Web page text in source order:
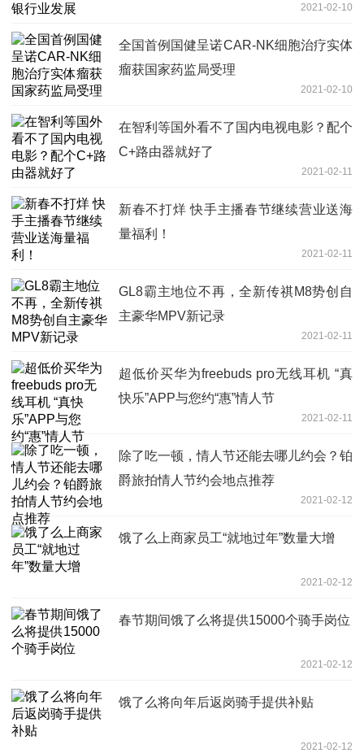
2021-02-10
全国首例国健呈诺CAR-NK细胞治疗实体
瘤获国家药监局受理
2021-02-10
在智利等国外看不了国内电视电影？配个
C+路由器就好了
2021-02-11
新春不打烊 快手主播春节继续营业送海
量福利！
2021-02-11
GL8霸主地位不再，全新传祺M8势创自
主豪华MPV新记录
2021-02-11
超低价买华为freebuds pro无线耳机 “真
快乐”APP与您约“惠”情人节
2021-02-11
除了吃一顿，情人节还能去哪儿约会？铂
爵旅拍情人节约会地点推荐
2021-02-12
饿了么上商家员工“就地过年”数量大增
2021-02-12
春节期间饿了么将提供15000个骑手岗位
2021-02-12
饿了么将向年后返岗骑手提供补贴
2021-02-12